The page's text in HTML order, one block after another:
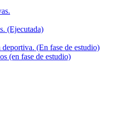
(Ejecutada)
(En fase de estudio)
(en fase de estudio)